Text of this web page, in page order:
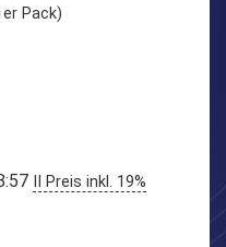
Pack)
II Preis inkl. 19%